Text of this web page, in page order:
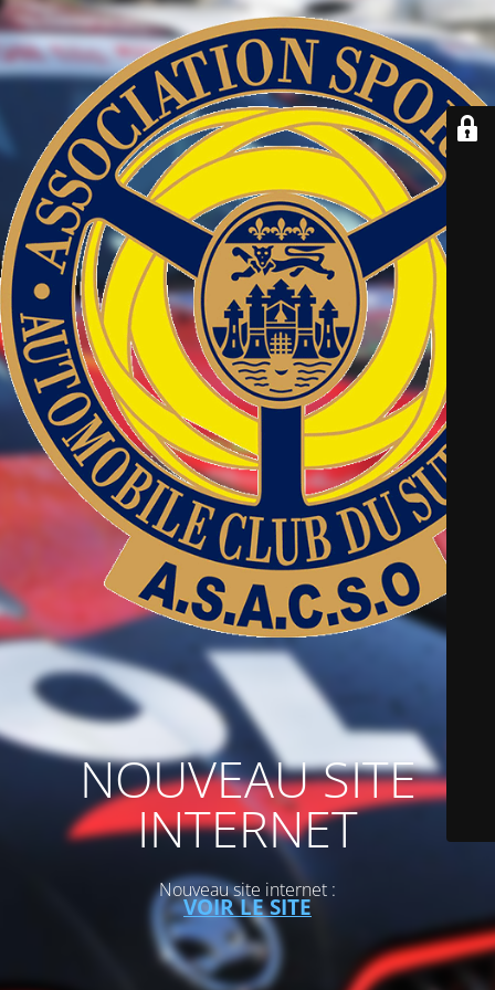
NOUVEAU SITE
INTERNET
Nouveau site internet :
VOIR LE SITE